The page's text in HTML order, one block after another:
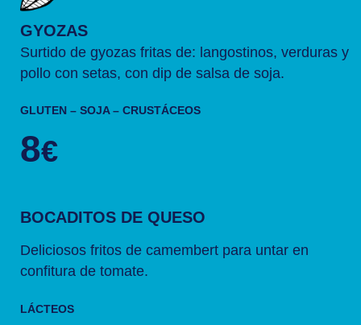
GYOZAS
Surtido de gyozas fritas de: langostinos, verduras y
pollo con setas, con dip de salsa de soja.
GLUTEN – SOJA – CRUSTÁCEOS
8€
BOCADITOS DE QUESO
Deliciosos fritos de camembert para untar en
confitura de tomate.
LÁCTEOS